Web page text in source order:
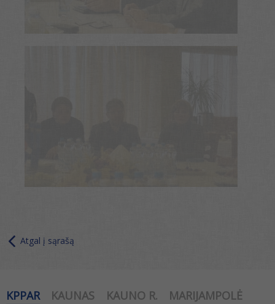
Atgal į sąrašą
KPPAR KAUNAS KAUNO R.
MARIJAMPOLĖ